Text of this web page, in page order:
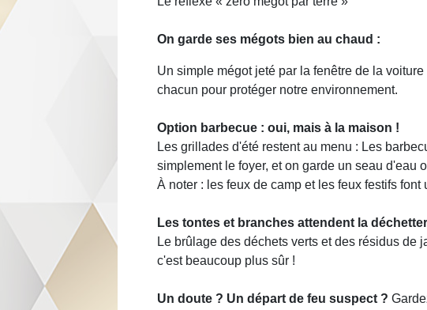
On garde ses mégots bien au chaud :
Un simple mégot jeté par la fenêtre de la
chacun pour protéger notre environnement.
Option barbecue : oui, mais à la maison !
Les grillades d'été restent au menu : Les
simplement le foyer, et on garde un seau d'eau
À noter : les feux de camp et les feux festifs
Les tontes et branches attendent la
Le brûlage des déchets verts et des résidus de
c'est beaucoup plus sûr !
Un doute ? Un départ de feu suspect ?